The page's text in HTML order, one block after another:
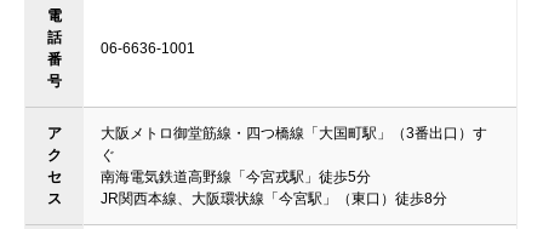
電
話
番
号
06-6636-1001
ア
ク
セ
ス
大阪メトロ御堂筋線・四つ橋線「大国町駅」（3番出口）す
ぐ
南海電気鉄道高野線「今宮戎駅」徒歩5分
JR関西本線、大阪環状線「今宮駅」（東口）徒歩8分